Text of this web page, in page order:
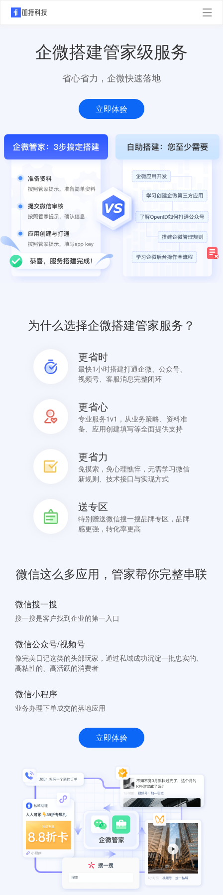
企微搭建管家级服务
省心省力，企微快速落地
立即体验
为什么选择企微搭建管家服务？
更省时
最快1小时搭建打通企微、公众号、
视频号、客服消息完整闭环
更省心
专业服务1v1，从业务策略、资料准
备、应用创建填写等全面提供支持
更省力
免摸索，免心理憔悴，无需学习微信
新规则、技术接口与实现方式
送专区
特别赠送微信搜一搜品牌专区，品牌
感更强，转化率更高
微信这么多应用，管家帮你完整串联
微信搜一搜
搜一搜是客户找到企业的第一入口
微信公众号/视频号
像完美日记这类的头部玩家，通过私域成功沉淀一批忠实的、
高粘性的、高活跃的消费者
微信小程序
业务办理下单成交的落地应用
立即体验